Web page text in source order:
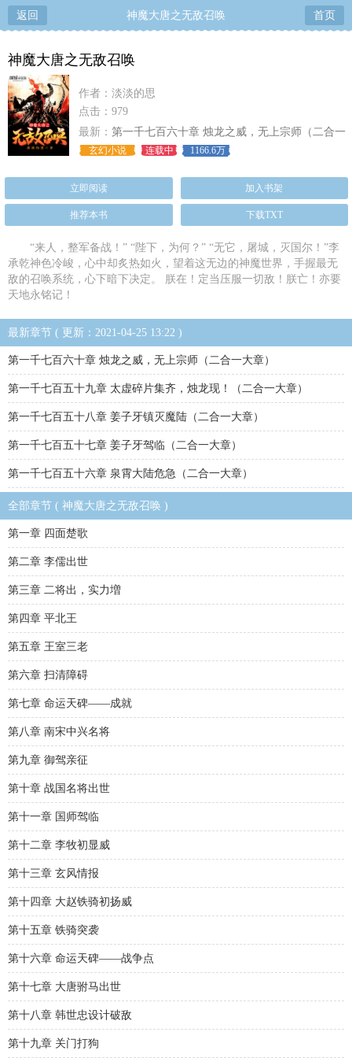
返回 神魔大唐之无敌召唤 首页
神魔大唐之无敌召唤
作者：淡淡的思
点击：979
最新： 第一千七百六十章 烛龙之威，无上宗师（二合一
大章）
玄幻小说 连载中 1166.6万
立即阅读 加入书架
推荐本书 下载TXT
“来人，整军备战！” “陛下，为何？” “无它，屠城，灭国尔！”李
承乾神色冷峻，心中却炙热如火，望着这无边的神魔世界，手握最无
敌的召唤系统，心下暗下决定。 朕在！定当压服一切敌！朕亡！亦要
天地永铭记！
最新章节 ( 更新：2021-04-25 13:22 )
第一千七百六十章 烛龙之威，无上宗师（二合一大章）
第一千七百五十九章 太虚碎片集齐，烛龙现！（二合一大章）
第一千七百五十八章 姜子牙镇灭魔陆（二合一大章）
第一千七百五十七章 姜子牙驾临（二合一大章）
第一千七百五十六章 泉霄大陆危急（二合一大章）
全部章节 ( 神魔大唐之无敌召唤 )
第一章 四面楚歌
第二章 李儒出世
第三章 二将出，实力増
第四章 平北王
第五章 王室三老
第六章 扫清障碍
第七章 命运天碑——成就
第八章 南宋中兴名将
第九章 御驾亲征
第十章 战国名将出世
第十一章 国师驾临
第十二章 李牧初显威
第十三章 玄风情报
第十四章 大赵铁骑初扬威
第十五章 铁骑突袭
第十六章 命运天碑——战争点
第十七章 大唐驸马出世
第十八章 韩世忠设计破敌
第十九章 关门打狗